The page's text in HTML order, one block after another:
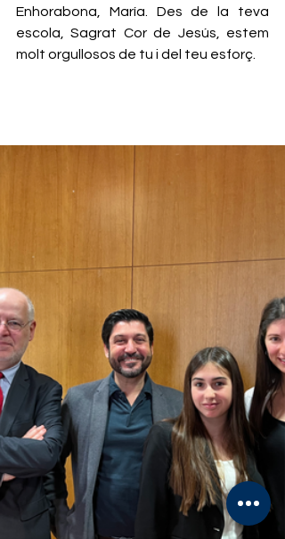
Enhorabona, María. Des de la teva
escola, Sagrat Cor de Jesús, estem
molt orgullosos de tu i del teu esforç.